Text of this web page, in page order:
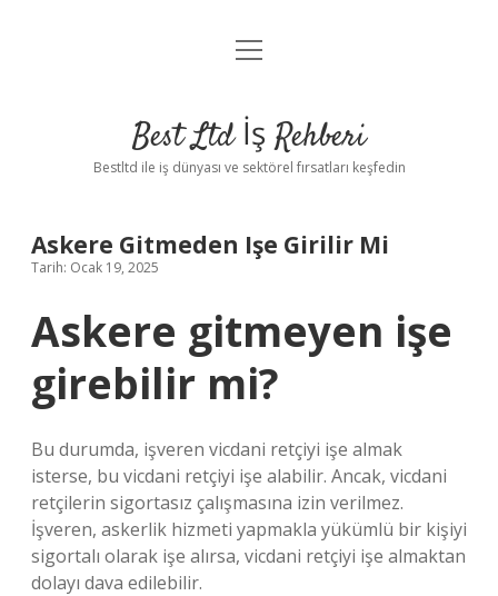
Anasayfa
Yasal Uyarı
menüyü
Best Ltd İş Rehberi
Bestltd ile iş dünyası ve sektörel fırsatları keşfedin
Askere Gitmeden Işe Girilir Mi
Tarih: Ocak 19, 2025
Askere gitmeyen işe
girebilir mi?
Bu durumda, işveren vicdani retçiyi işe almak
isterse, bu vicdani retçiyi işe alabilir. Ancak, vicdani
retçilerin sigortasız çalışmasına izin verilmez.
İşveren, askerlik hizmeti yapmakla yükümlü bir kişiyi
sigortalı olarak işe alırsa, vicdani retçiyi işe almaktan
dolayı dava edilebilir.